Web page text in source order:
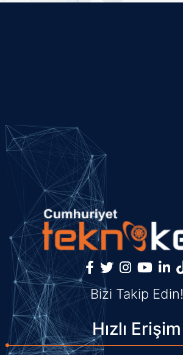
Bizi Takip Edin!
Hızlı Erişim